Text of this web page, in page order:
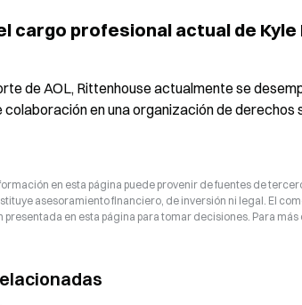
cargo profesional actual de
de AOL, Rittenhouse actualmente se
colaboración en una organización de derechos
en esta página puede provenir de fuentes de
asesoramiento financiero, de inversión ni legal. El
presentada en esta página para tomar decisiones. Para